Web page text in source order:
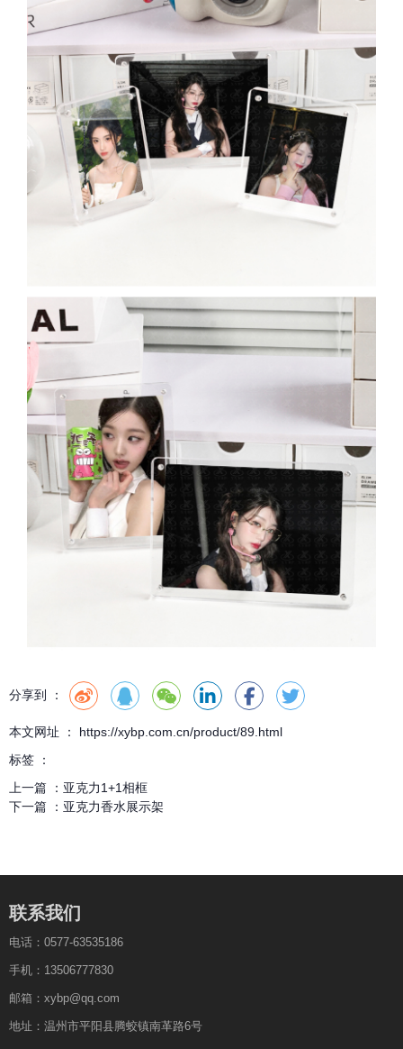
分享到 ：
本文网址 ： https://xybp.com.cn/product/89.html
标签 ：
上一篇 ： 亚克力1+1相框
下一篇 ： 亚克力香水展示架
联系我们
电话：0577-63535186
手机：13506777830
邮箱：xybp@qq.com
地址：温州市平阳县腾蛟镇南革路6号